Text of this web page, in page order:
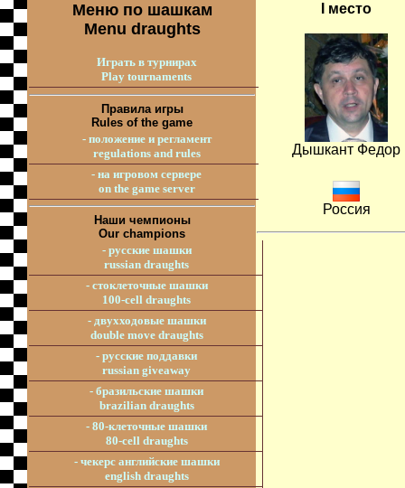
Меню по шашкам
Menu draughts
Играть в турнирах
Play tournaments
Правила игры
Rules of the game
- положение и регламент
regulations and rules
- на игровом сервере
on the game server
Наши чемпионы
Our champions
- русские шашки
russian draughts
- стоклеточные шашки
100-cell draughts
- двухходовые шашки
double move draughts
- русские поддавки
russian giveaway
- бразильские шашки
brazilian draughts
- 80-клеточные шашки
80-cell draughts
- чекерс английские шашки
english draughts
I место
Дышкант Федор
Россия